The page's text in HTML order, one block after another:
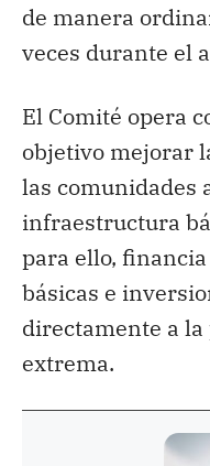
de manera
veces durante el
El Comité opera
objetivo mejorar
las comunidades
infraestructura
para ello,
básicas e
directamente a
extrema.